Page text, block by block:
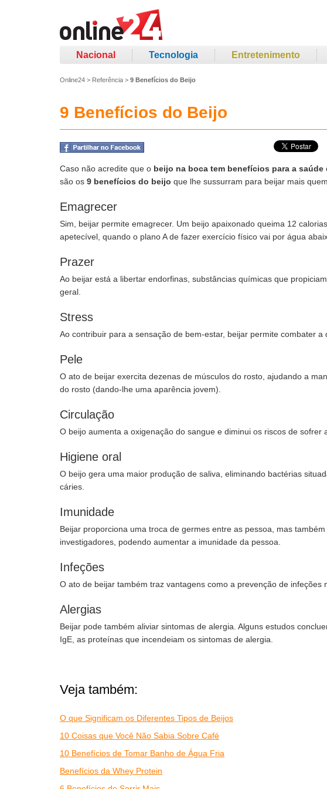
Nacional Tecnologia Entretenimento
Online24 > Referência > 9 Benefícios do Beijo
9 Benefícios do Beijo
Caso não acredite que o beijo na boca tem benefícios para a saúde
são os 9 benefícios do beijo que lhe sussurram para beijar mais
Emagrecer
Sim, beijar permite emagrecer. Um beijo apaixonado queima 12
apetecível, quando o plano A de fazer exercício físico vai por água
Prazer
Ao beijar está a libertar endorfinas, substâncias químicas que
geral.
Stress
Ao contribuir para a sensação de bem-estar, beijar permite combater a
Pele
O ato de beijar exercita dezenas de músculos do rosto, ajudando a
do rosto (dando-lhe uma aparência jovem).
Circulação
O beijo aumenta a oxigenação do sangue e diminui os riscos de sofrer
Higiene oral
O beijo gera uma maior produção de saliva, eliminando bactérias
cáries.
Imunidade
Beijar proporciona uma troca de germes entre as pessoa, mas
investigadores, podendo aumentar a imunidade da pessoa.
Infeções
O ato de beijar também traz vantagens como a prevenção de infeções
Alergias
Beijar pode também aliviar sintomas de alergia. Alguns estudos
IgE, as proteínas que incendeiam os sintomas de alergia.
Veja também:
O que Significam os Diferentes Tipos de Beijos
10 Coisas que Você Não Sabia Sobre Café
10 Benefícios de Tomar Banho de Água Fria
Benefícios da Whey Protein